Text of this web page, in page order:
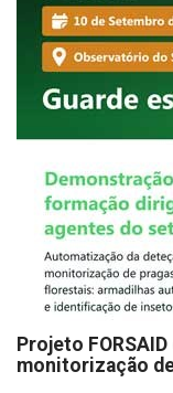
Projeto
monitorização